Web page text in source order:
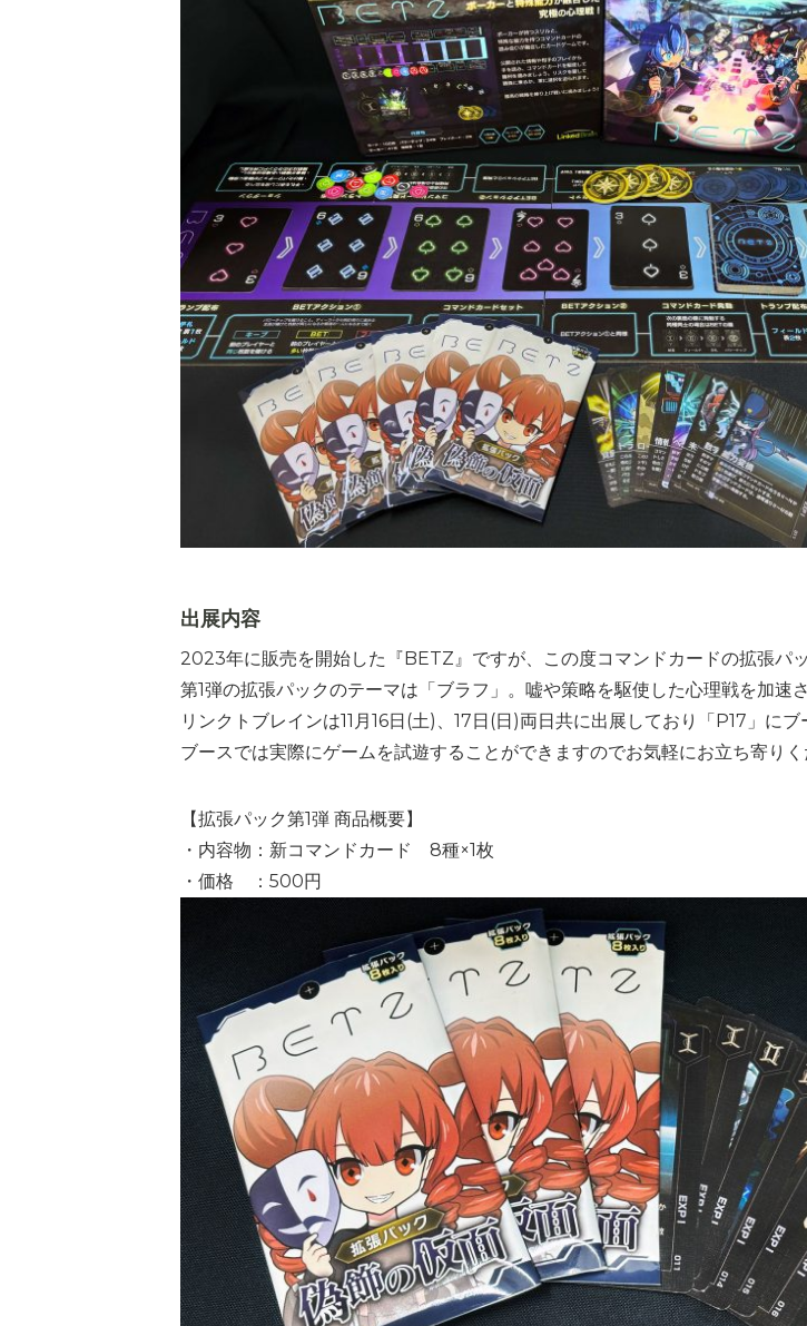
出展内容
2023年に販売を開始した『BETZ』ですが、この度コマンドカードの拡張パッ
第1弾の拡張パックのテーマは「ブラフ」。嘘や策略を駆使した心理戦を加速
リンクトブレインは11月16日(土)、17日(日)両日共に出展しており「P17」にブ
ブースでは実際にゲームを試遊することができますのでお気軽にお立ち寄りく
【拡張パック第1弾 商品概要】
・内容物：新コマンドカード 8種×1枚
・価格 ：500円